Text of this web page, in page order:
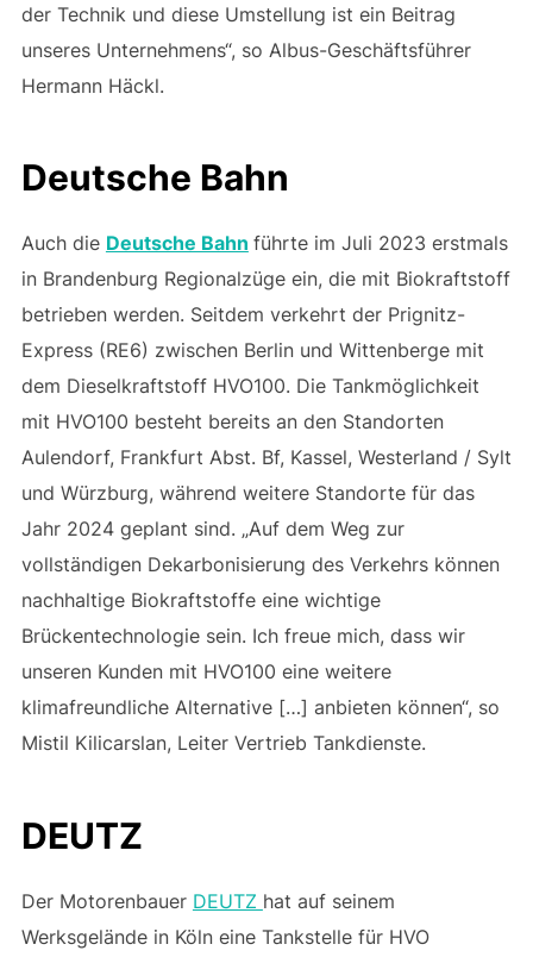
der Technik und diese Umstellung ist ein Beitrag
unseres Unternehmens“, so Albus-Geschäftsführer
Hermann Häckl.
Deutsche Bahn
Auch die Deutsche Bahn führte im Juli 2023 erstmals
in Brandenburg Regionalzüge ein, die mit Biokraftstoff
betrieben werden. Seitdem verkehrt der Prignitz-
Express (RE6) zwischen Berlin und Wittenberge mit
dem Dieselkraftstoff HVO100. Die Tankmöglichkeit
mit HVO100 besteht bereits an den Standorten
Aulendorf, Frankfurt Abst. Bf, Kassel, Westerland / Sylt
und Würzburg, während weitere Standorte für das
Jahr 2024 geplant sind. „Auf dem Weg zur
vollständigen Dekarbonisierung des Verkehrs können
nachhaltige Biokraftstoffe eine wichtige
Brückentechnologie sein. Ich freue mich, dass wir
unseren Kunden mit HVO100 eine weitere
klimafreundliche Alternative […] anbieten können“, so
Mistil Kilicarslan, Leiter Vertrieb Tankdienste.
DEUTZ
Der Motorenbauer DEUTZ hat auf seinem
Werksgelände in Köln eine Tankstelle für HVO